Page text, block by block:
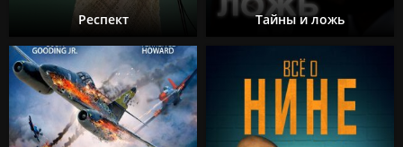
Респект Тайны и ложь